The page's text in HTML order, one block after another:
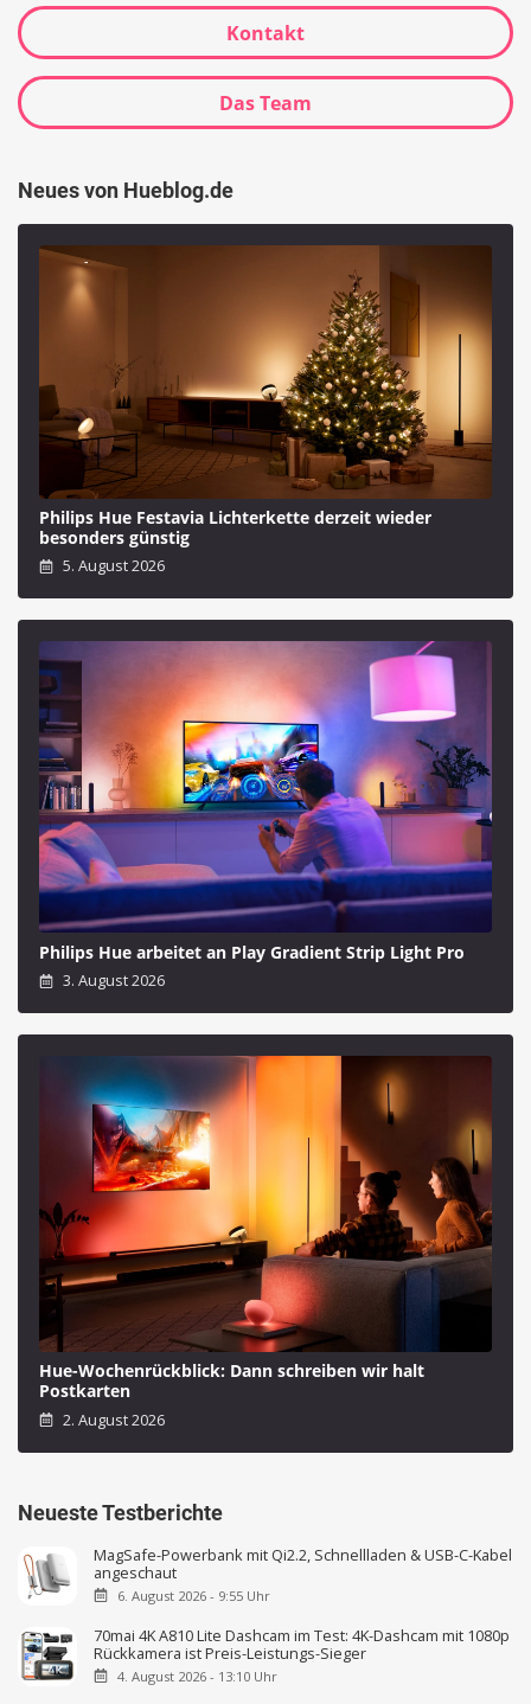
Kontakt
Das Team
Neues von Hueblog.de
Philips Hue Festavia Lichterkette derzeit wieder
besonders günstig
5. August 2026
Philips Hue arbeitet an Play Gradient Strip Light Pro
3. August 2026
Hue-Wochenrückblick: Dann schreiben wir halt
Postkarten
2. August 2026
Neueste Testberichte
MagSafe-Powerbank mit Qi2.2, Schnellladen & USB-C-Kabel
angeschaut
6. August 2026 - 9:55 Uhr
70mai 4K A810 Lite Dashcam im Test: 4K-Dashcam mit 1080p
Rückkamera ist Preis-Leistungs-Sieger
4. August 2026 - 13:10 Uhr